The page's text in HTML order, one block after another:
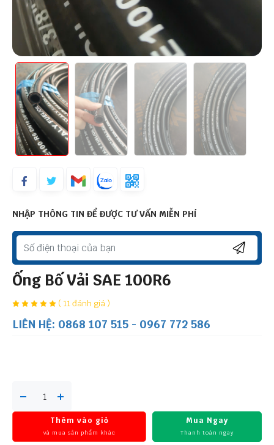
NHẬP THÔNG TIN ĐỂ ĐƯỢC TƯ VẤN MIỄN PHÍ
Ống Bố Vải SAE 100R6
( 11 đánh giá )
LIÊN HỆ: 0868 107 515 - 0967 772 586
Thêm vào giỏ
và mua sản phẩm khác
Mua Ngay
Thanh toán ngay